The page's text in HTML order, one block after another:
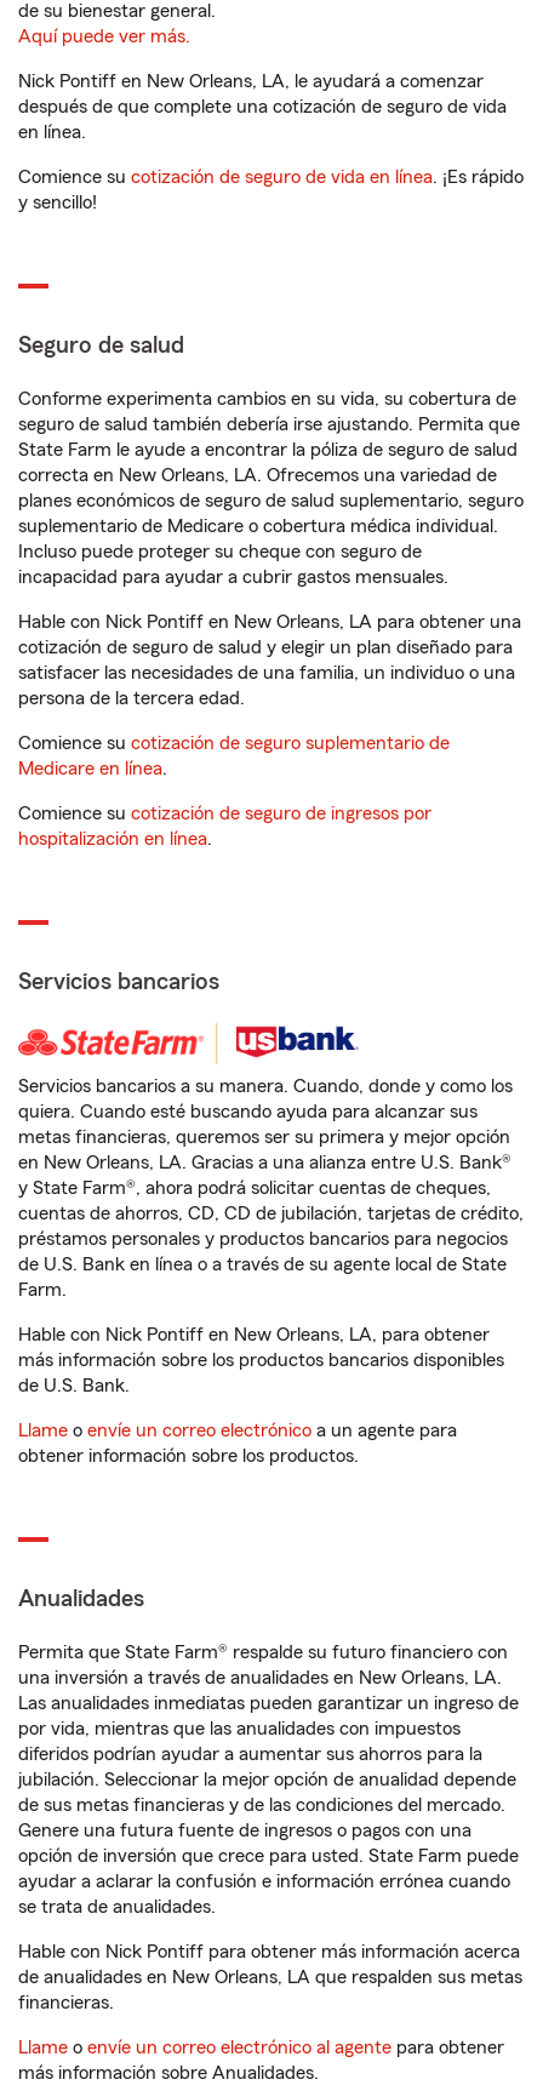
de su bienestar general.
Aquí puede ver más.
Nick Pontiff en New Orleans, LA, le ayudará a comenzar
después de que complete una cotización de seguro de vida
en línea.
Comience su cotización de seguro de vida en línea. ¡Es rápido
y sencillo!
Seguro de salud
Conforme experimenta cambios en su vida, su cobertura de
seguro de salud también debería irse ajustando. Permita que
State Farm le ayude a encontrar la póliza de seguro de salud
correcta en New Orleans, LA. Ofrecemos una variedad de
planes económicos de seguro de salud suplementario, seguro
suplementario de Medicare o cobertura médica individual.
Incluso puede proteger su cheque con seguro de
incapacidad para ayudar a cubrir gastos mensuales.
Hable con Nick Pontiff en New Orleans, LA para obtener una
cotización de seguro de salud y elegir un plan diseñado para
satisfacer las necesidades de una familia, un individuo o una
persona de la tercera edad.
Comience su cotización de seguro suplementario de
Medicare en línea.
Comience su cotización de seguro de ingresos por
hospitalización en línea.
Servicios bancarios
Servicios bancarios a su manera. Cuando, donde y como los
quiera. Cuando esté buscando ayuda para alcanzar sus
metas financieras, queremos ser su primera y mejor opción
en New Orleans, LA. Gracias a una alianza entre U.S. Bank®
y State Farm®, ahora podrá solicitar cuentas de cheques,
cuentas de ahorros, CD, CD de jubilación, tarjetas de crédito,
préstamos personales y productos bancarios para negocios
de U.S. Bank en línea o a través de su agente local de State
Farm.
Hable con Nick Pontiff en New Orleans, LA, para obtener
más información sobre los productos bancarios disponibles
de U.S. Bank.
Llame o envíe un correo electrónico a un agente para
obtener información sobre los productos.
Anualidades
Permita que State Farm® respalde su futuro financiero con
una inversión a través de anualidades en New Orleans, LA.
Las anualidades inmediatas pueden garantizar un ingreso de
por vida, mientras que las anualidades con impuestos
diferidos podrían ayudar a aumentar sus ahorros para la
jubilación. Seleccionar la mejor opción de anualidad depende
de sus metas financieras y de las condiciones del mercado.
Genere una futura fuente de ingresos o pagos con una
opción de inversión que crece para usted. State Farm puede
ayudar a aclarar la confusión e información errónea cuando
se trata de anualidades.
Hable con Nick Pontiff para obtener más información acerca
de anualidades en New Orleans, LA que respalden sus metas
financieras.
Llame o envíe un correo electrónico al agente para obtener
más información sobre Anualidades.